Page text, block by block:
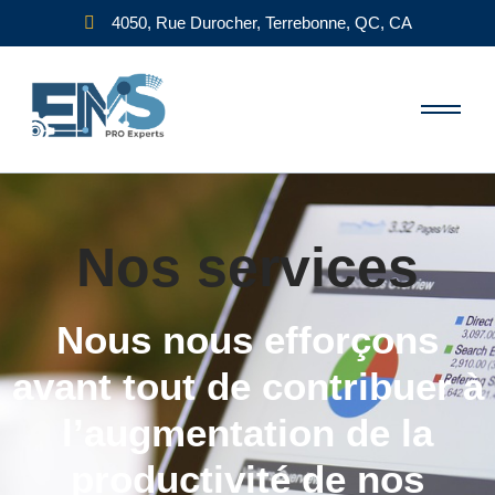
4050, Rue Durocher, Terrebonne, QC, CA
Nos services
Nous nous efforçons
avant tout de contribuer à
l’augmentation de la
productivité de nos